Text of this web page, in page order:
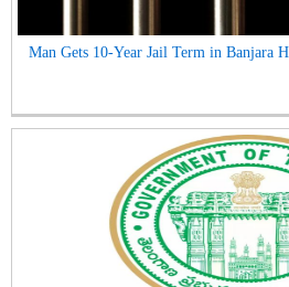
Man Gets 10-Year Jail Term in Banjara